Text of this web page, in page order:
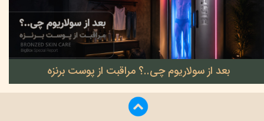
بعد از سولاریوم چی..؟ مراقبت از پوست برنزه